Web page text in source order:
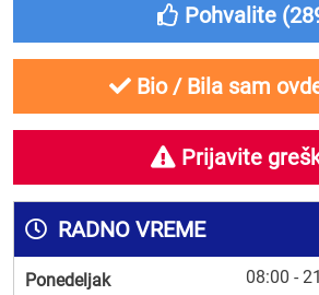
Pohvalite (
Bio / Bila sam
Prijavite
RADNO VREME
Ponedeljak 08:00 -